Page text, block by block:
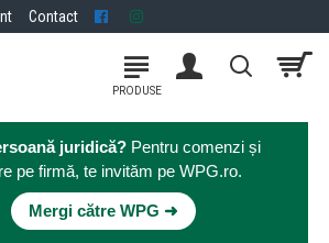
Contact
juridică? Pentru comenzi și
pe firmă, te invităm pe WPG.ro.
Mergi către WPG ➜